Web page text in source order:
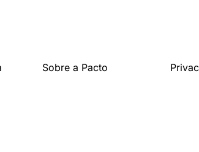
Sobre a Pacto